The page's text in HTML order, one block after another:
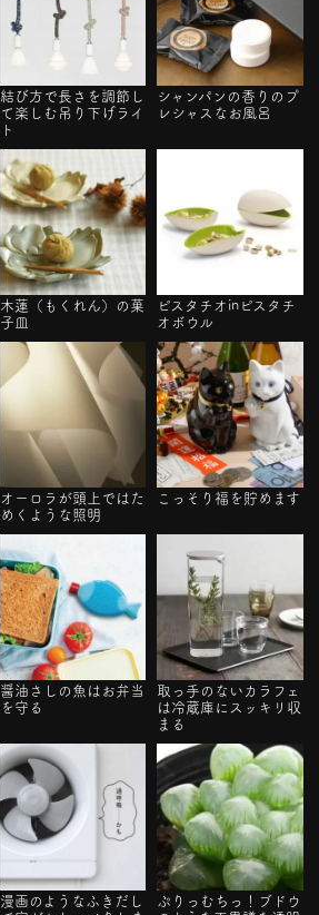
結び方で長さを調節し
て楽しむ吊り下げライ
ト
シャンパンの香りのプ
レシャスなお風呂
木蓮（もくれん）の菓
子皿
ピスタチオinピスタチ
オボウル
オーロラが頭上ではた
めくような照明
こっそり福を貯めます
醤油さしの魚はお弁当
を守る
取っ手のないカラフェ
は冷蔵庫にスッキリ収
まる
漫画のようなふきだし
ぷりっむちっ！ブドウ